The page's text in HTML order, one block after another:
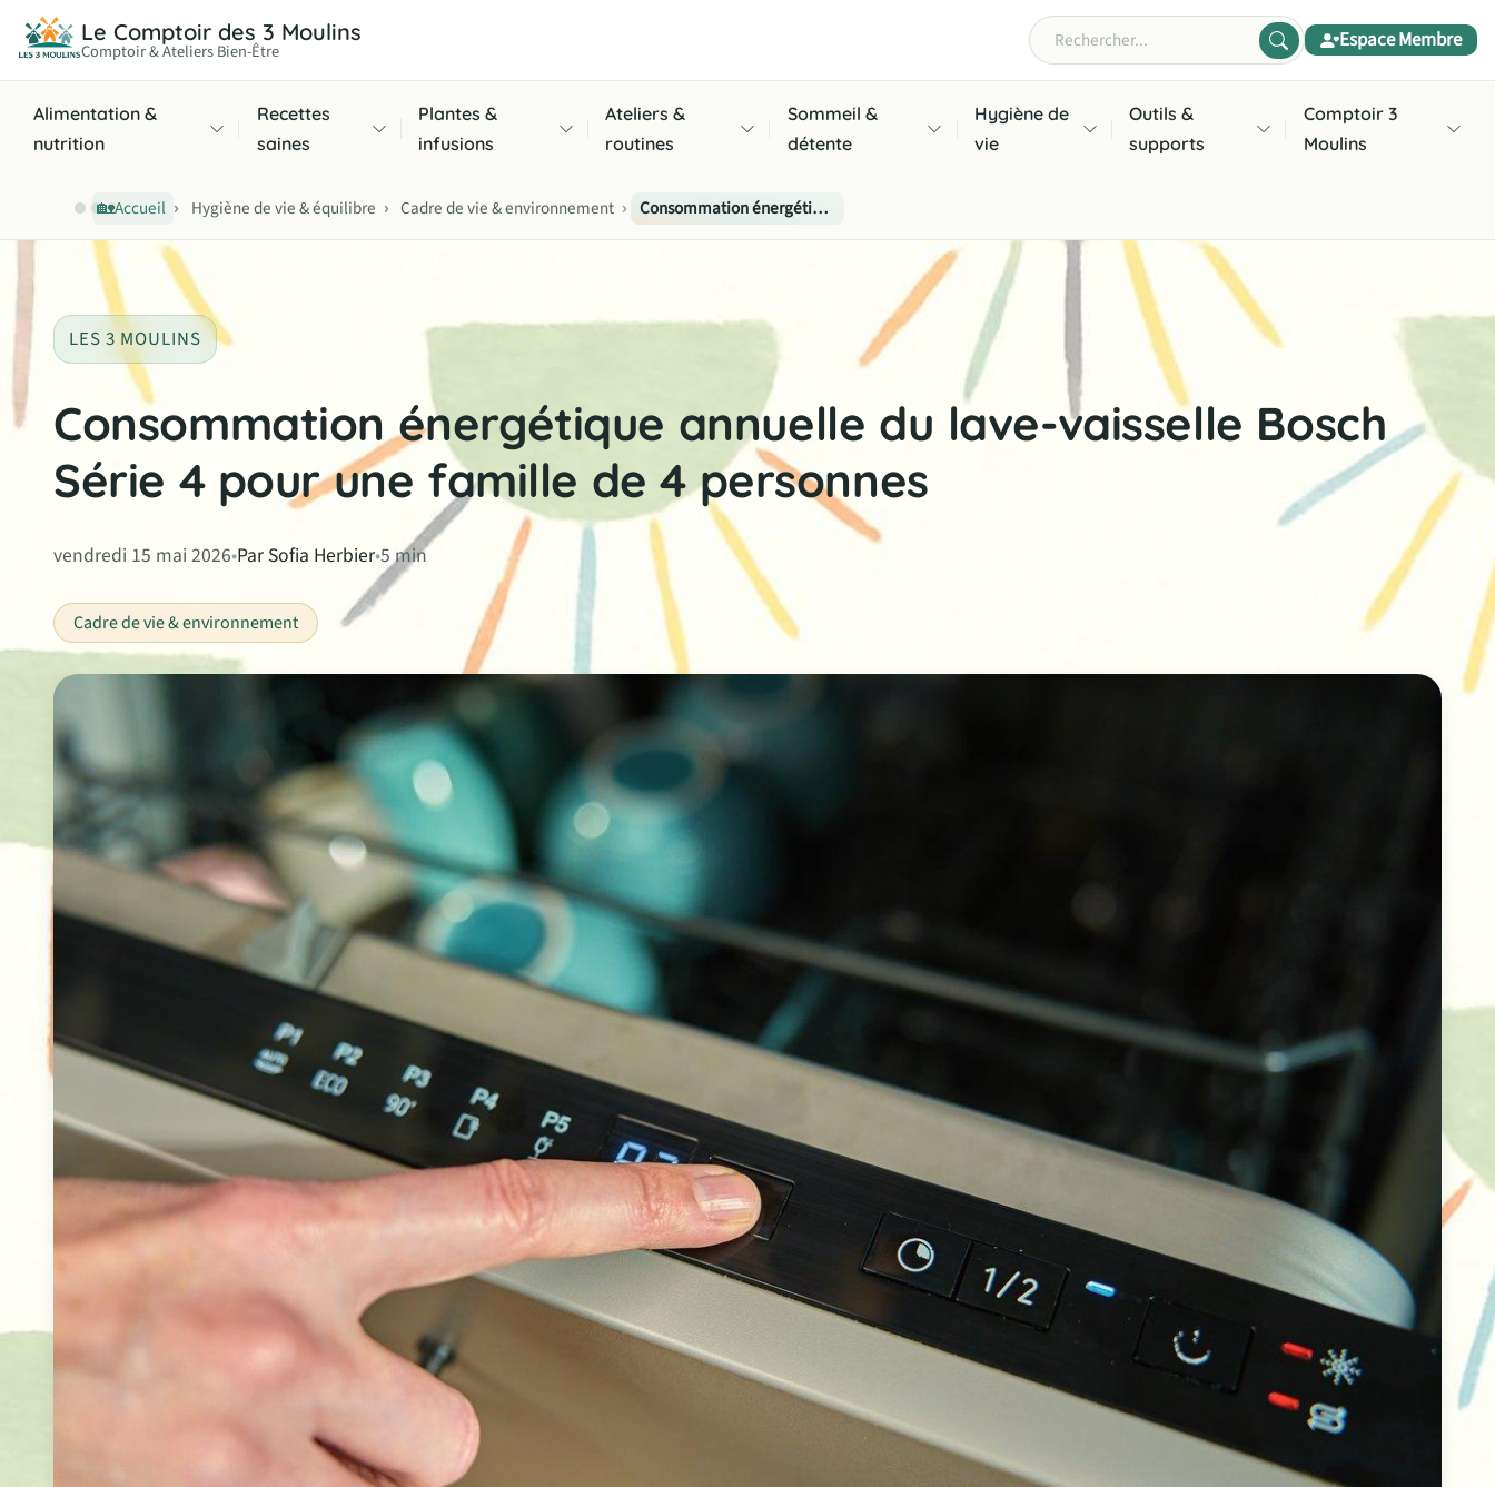
Le Comptoir des 3 Moulins
Comptoir & Ateliers Bien-Être Rechercher
Espace Membre
Alimentation &
nutrition
Recettes
saines
Plantes &
infusions
Ateliers &
routines
Sommeil &
détente
Hygiène de
vie
Outils &
supports
Comptoir 3
Moulins
🏡Accueil › Hygiène de vie & équilibre › Cadre de vie & environnement › Consommation énergétique annuelle du lave-vaisselle Bosch Série 4 pour une famille de 4 personnes
LES 3 MOULINS
Consommation énergétique annuelle du lave-vaisselle Bosch
Série 4 pour une famille de 4 personnes
vendredi 15 mai 2026•Par Sofia Herbier•5 min
Cadre de vie & environnement